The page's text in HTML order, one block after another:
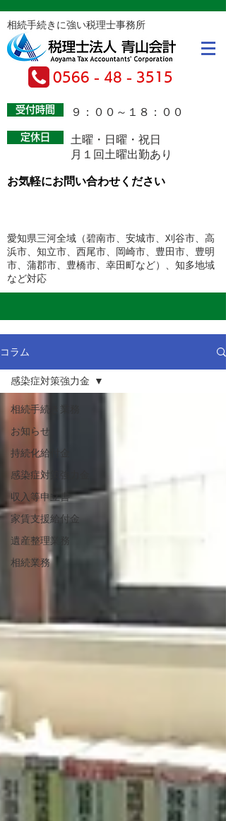
相続手続きに強い税理士事務所
0566 - 48 - 3515
受付時間 ​９：００～１８：００
定休日
土曜・日曜・祝日
月１回土曜出勤あり
お気軽にお問い合わせください
愛知県三河全域（碧南市、安城市、刈谷市、高
浜市、知立市、西尾市、岡崎市、豊田市、豊明
市、蒲郡市、豊橋市、幸田町など）​、知多地域
など対応
コラム
相続手続き業務
お知らせ
持続化給付金
感染症対策強力金
収入等申立書
家賃支援給付金
遺産整理業務
相続業務
感染症対策強力金